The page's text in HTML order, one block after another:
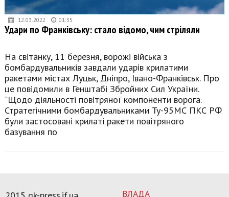
12.03.2022 01:35
Удари по Франківську: стало відомо, чим стріляли
На світанку, 11 березня, ворожі війська з
бомбардувальників завдали ударів крилатими
ракетами містах Луцьк, Дніпро, Івано-Франківськ. Про
це повідомили в Генштабі Збройних Сил України.
"Щодо діяльності повітряної компоненти ворога.
Стратегічними бомбардувальниками Ту-95МС ПКС РФ
були застосовані крилаті ракети повітряного
базування по
ВЛАДА